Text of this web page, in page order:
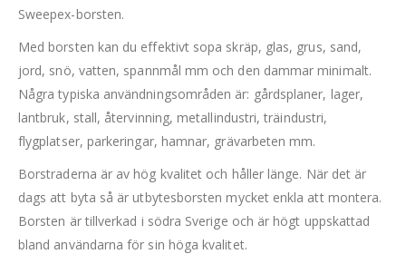
Sweepex-borsten.
Med borsten kan du effektivt sopa skräp, glas, grus, sand,
jord, snö, vatten, spannmål mm och den dammar minimalt.
Några typiska användningsområden är: gårdsplaner, lager,
lantbruk, stall, återvinning, metallindustri, träindustri,
flygplatser, parkeringar, hamnar, grävarbeten mm.
Borstraderna är av hög kvalitet och håller länge. När det är
dags att byta så är utbytesborsten mycket enkla att montera.
Borsten är tillverkad i södra Sverige och är högt uppskattad
bland användarna för sin höga kvalitet.